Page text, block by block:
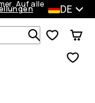
Auf alle
DE